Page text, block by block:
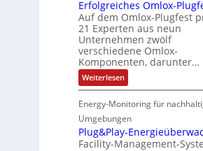
e
n
e
n
-
N
e
t
z
t
e
r
e
r
h
a
l
t
e
n
I
E
a
t
i
o
n
k
o
m
i
n
n
e
t
9
%
m
e
h
r
A
u
f
t
ä
g
e
l
i
n
g
t
d
a
S
e
u
p
Erfolgreiches Omlox-
Auf dem Omlox-Plugfest
21 Experten aus neun
Unternehmen zwölf
verschiedene Omlox-
Komponenten, darunter…
Weiterlesen:
E
f
o
g
r
Energy-Monitoring für
Umgebungen
Plug&Play-
Facility-Management-